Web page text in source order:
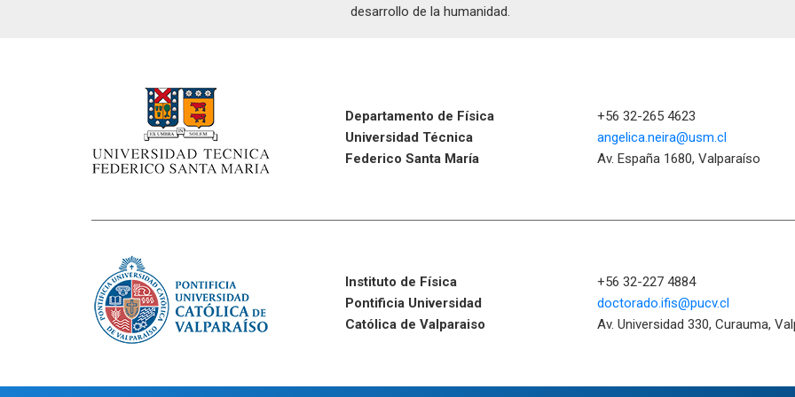
desarrollo de la humanidad.
Departamento de Física
Universidad Técnica
Federico Santa María
+56 32-265 4623
angelica.neira@usm.cl
Av. España 1680, Valparaíso
Instituto de Física
Pontificia Universidad
Católica de Valparaiso
+56 32-227 4884
doctorado.ifis@pucv.cl
Av. Universidad 330, Curauma,